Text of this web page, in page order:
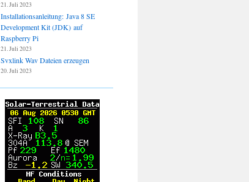
21. Juli 2023
Installationsanleitung: Java 8 SE
Development Kit (JDK) auf
Raspberry Pi
21. Juli 2023
Svxlink Wav Dateien erzeugen
20. Juli 2023